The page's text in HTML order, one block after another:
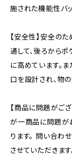
施された機能性バ
【安全性】安全の
通して、後ろから
に高めています。
口を設計され、物
【商品に問題がご
が一商品に問題が
ります。 問い合わ
させていただきます